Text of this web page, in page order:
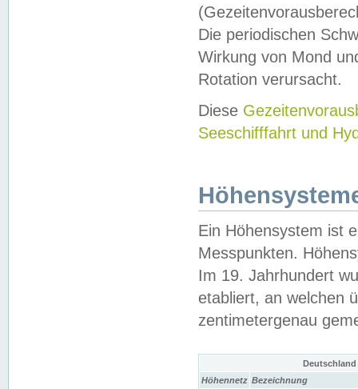
Die periodischen
Wirkung von Mond
Rotation verursacht.
Diese
Seeschifffahrt und
Ein Höhensystem ist
Messpunkten.
Im 19. Jahrhundert
etabliert, an welchen
zentimetergenau
Höhennetz Bezeichnung